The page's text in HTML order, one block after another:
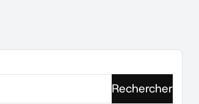
Rechercher